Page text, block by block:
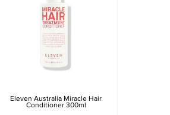
Eleven Australia Miracle Hair
Conditioner 300ml